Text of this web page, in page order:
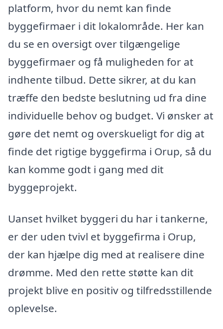
platform, hvor du nemt kan finde
byggefirmaer i dit lokalområde. Her kan
du se en oversigt over tilgængelige
byggefirmaer og få muligheden for at
indhente tilbud. Dette sikrer, at du kan
træffe den bedste beslutning ud fra dine
individuelle behov og budget. Vi ønsker at
gøre det nemt og overskueligt for dig at
finde det rigtige byggefirma i Orup, så du
kan komme godt i gang med dit
byggeprojekt.
Uanset hvilket byggeri du har i tankerne,
er der uden tvivl et byggefirma i Orup,
der kan hjælpe dig med at realisere dine
drømme. Med den rette støtte kan dit
projekt blive en positiv og tilfredsstillende
oplevelse.